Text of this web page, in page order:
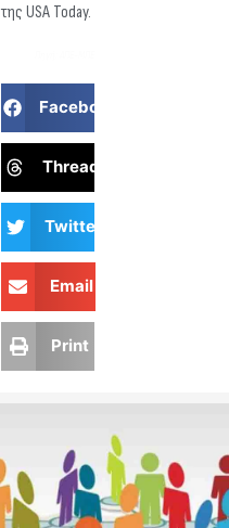
της USA Today.
Facebook
Threads
Twitter
Email
Print